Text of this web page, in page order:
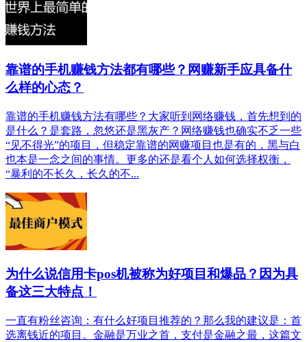
靠谱的手机赚钱方法都有哪些？网赚新手应具备什
么样的心态？
靠谱的手机赚钱方法有哪些？大家听到网络赚钱，首先想到的
是什么？是套路，忽悠还是黑灰产？网络赚钱也确实不乏一些
“见不得光”的项目，但稳定靠谱的网赚项目也是有的，黑与白
也本是一念之间的事情。更多的还是看个人如何选择权衡，
“暴利的不长久，长久的不...
为什么说信用卡pos机被称为好项目和爆品？因为具
备这三大特点！
一直有粉丝咨询：有什么好项目推荐的？那么我的建议是：首
选离钱近的项目。金融是万业之首，支付是金融之最，这篇文